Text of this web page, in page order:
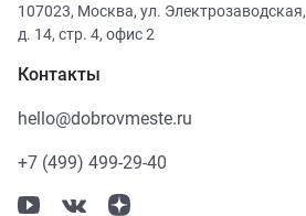
107023, Москва, ул. Электрозаводская,
д. 14, стр. 4, офис 2
Контакты
hello@dobrovmeste.ru
+7 (499) 499-29-40